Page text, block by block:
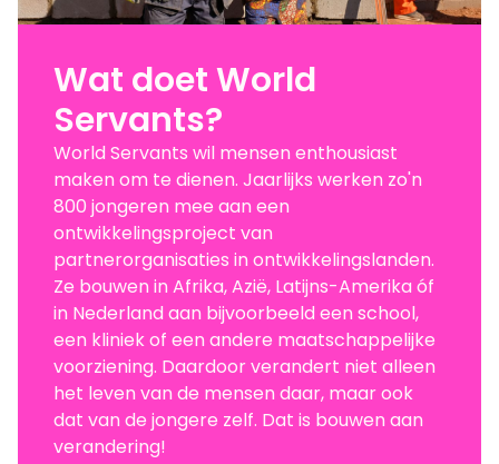
Wat doet World
Servants?
World Servants wil mensen enthousiast
maken om te dienen. Jaarlijks werken zo'n
800 jongeren mee aan een
ontwikkelingsproject van
partnerorganisaties in ontwikkelingslanden.
Ze bouwen in Afrika, Azië, Latijns-Amerika óf
in Nederland aan bijvoorbeeld een school,
een kliniek of een andere maatschappelijke
voorziening. Daardoor verandert niet alleen
het leven van de mensen daar, maar ook
dat van de jongere zelf. Dat is bouwen aan
verandering!